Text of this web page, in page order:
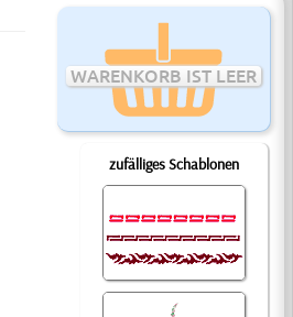
WARENKORB IST LEER
zufälliges Schablonen